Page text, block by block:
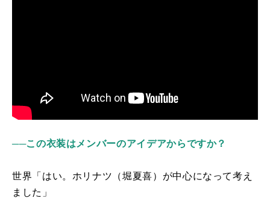
──この衣装はメンバーのアイデアからですか？
世界「はい。ホリナツ（堀夏喜）が中心になって考え
ました」